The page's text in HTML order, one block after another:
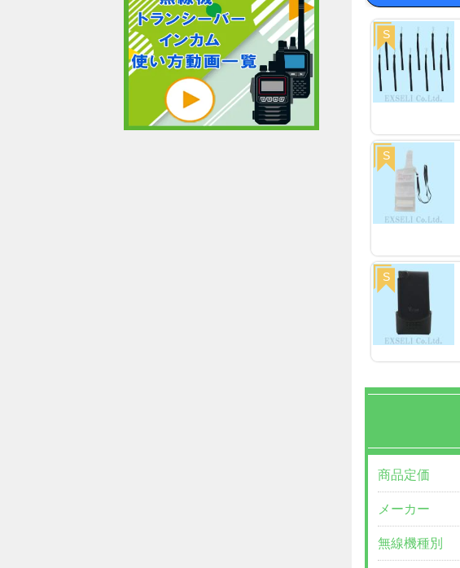
S
S
S
商品定価
メーカー
無線機種別